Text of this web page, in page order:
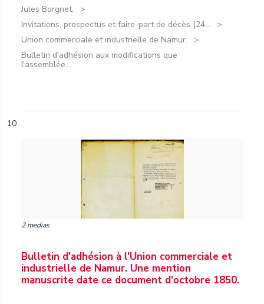
Jules Borgnet.
Invitations, prospectus et faire-part de décès (24...
Union commerciale et industrielle de Namur.
Bulletin d'adhésion aux modifications que
l'assemblée...
10
2 medias
Bulletin d'adhésion à l'Union commerciale et
industrielle de Namur. Une mention
manuscrite date ce document d'octobre 1850.